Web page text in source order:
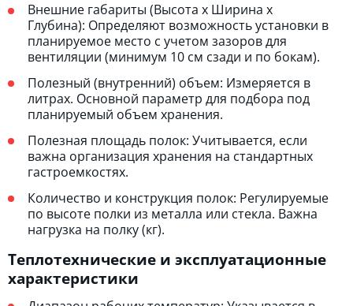
Внешние габариты (Высота х Ширина х
Глубина): Определяют возможность установки в
планируемое место с учетом зазоров для
вентиляции (минимум 10 см сзади и по бокам).
Полезный (внутренний) объем: Измеряется в
литрах. Основной параметр для подбора под
планируемый объем хранения.
Полезная площадь полок: Учитывается, если
важна организация хранения на стандартных
гастроемкостях.
Количество и конструкция полок: Регулируемые
по высоте полки из металла или стекла. Важна
нагрузка на полку (кг).
Теплотехнические и эксплуатационные
характеристики